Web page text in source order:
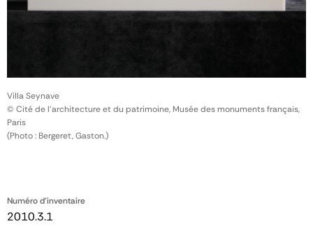
Numéro d'inventaire
2010.3.1
Villa Seynave
© Cité de l'architecture et du patrimoine, Musée des monuments français,
Paris
(Photo : Bergeret, Gaston.)